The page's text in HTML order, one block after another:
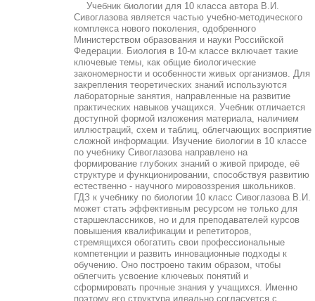
Учебник биологии для 10 класса автора В.И.
Сивоглазова является частью учебно-методического
комплекса нового поколения, одобренного
Министерством образования и науки Российской
Федерации. Биология в 10-м классе включает такие
ключевые темы, как общие биологические
закономерности и особенности живых организмов. Для
закрепления теоретических знаний используются
лабораторные занятия, направленные на развитие
практических навыков учащихся. Учебник отличается
доступной формой изложения материала, наличием
иллюстраций, схем и таблиц, облегчающих восприятие
сложной информации. Изучение биологии в 10 классе
по учебнику Сивоглазова направлено на
формирование глубоких знаний о живой природе, её
структуре и функционировании, способствуя развитию
естественно - научного мировоззрения школьников.
ГДЗ к учебнику по биологии 10 класс Сивоглазова В.И.
может стать эффективным ресурсом не только для
старшеклассников, но и для преподавателей курсов
повышения квалификации и репетиторов,
стремящихся обогатить свои профессиональные
компетенции и развить инновационные подходы к
обучению. Оно построено таким образом, чтобы
облегчить усвоение ключевых понятий и
сформировать прочные знания у учащихся. Именно
поэтому его структура идеально согласуется с